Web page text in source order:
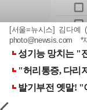
[서울=뉴시스] 김다예
photo@newsis.com *